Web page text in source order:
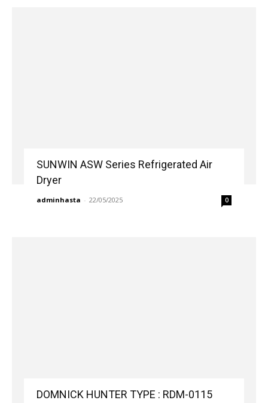
SUNWIN ASW Series Refrigerated Air
Dryer
adminhasta - 22/05/2025 0
DOMNICK HUNTER TYPE : RDM-0115